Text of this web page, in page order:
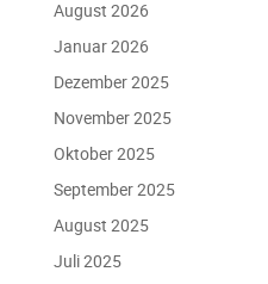
August 2026
Januar 2026
Dezember 2025
November 2025
Oktober 2025
September 2025
August 2025
Juli 2025